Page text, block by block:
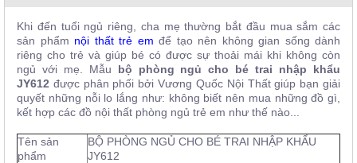
Nhà
Hàng
Hàng
Khi đến tuổi ngủ riêng, cha mẹ thường bắt đầu mua sắm các
sản phẩm nội thất trẻ em để tạo nên không gian sống dành
riêng cho trẻ và giúp bé có được sự thoải mái khi không còn
ngủ với mẹ. Mẫu bộ phòng ngủ cho bé trai nhập khẩu
JY612 được phân phối bởi Vương Quốc Nội Thất giúp bạn giải
quyết những nỗi lo lắng như: không biết nên mua những đồ gì,
kết hợp các đồ nội thất phòng ngủ trẻ em như thế nào...
Tên sản
phẩm
BỘ PHÒNG NGỦ CHO BÉ TRAI NHẬP KHẨU
JY612